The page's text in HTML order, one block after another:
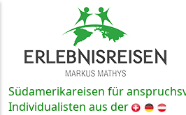
Direkt zum Inhalt
Südamerikareisen für
Individualisten aus derSchweiz,